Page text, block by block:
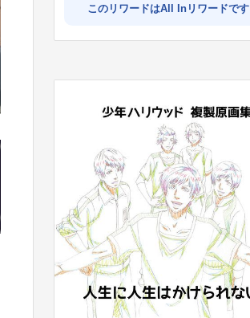
このリワードはAll Inリワードです